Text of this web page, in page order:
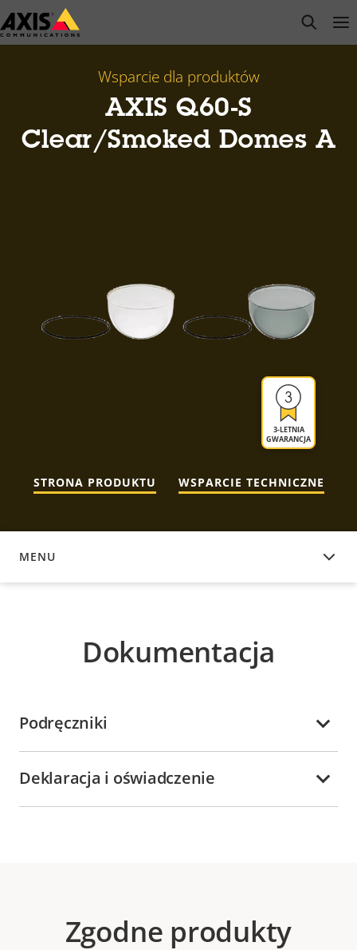
Przejdź
do
open
Wsparcie dla produktów
AXIS Q60-S
Clear/Smoked Domes A
3-LETNIA
GWARANCJA
STRONA PRODUKTU WSPARCIE TECHNICZNE
MENU
DOKUMENTACJA
Dokumentacja
Podręczniki
Deklaracja i oświadczenie
Zgodne produkty